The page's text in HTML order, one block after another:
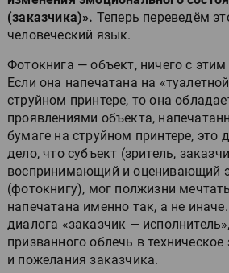
(заказчика)». Теперь переведём
человеческий язык.
Фотокнига — объект, ничего с
Если она напечатана на
струйном принтере, то она
проявлениями объекта,
бумаге на струйном принтере, это
дело, что субъект (зритель,
воспринимающий и оценивающий
(фотокнигу), мог полжизни
напечатана именно так, а не
диалога «заказчик —
призванного облечь в
и пожелания заказчика.